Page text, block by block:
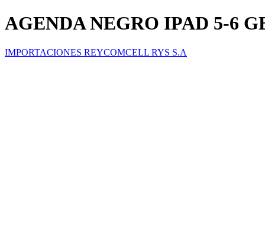
AGENDA NEGRO IPAD 5-6
IMPORTACIONES REYCOMCELL RYS S.A